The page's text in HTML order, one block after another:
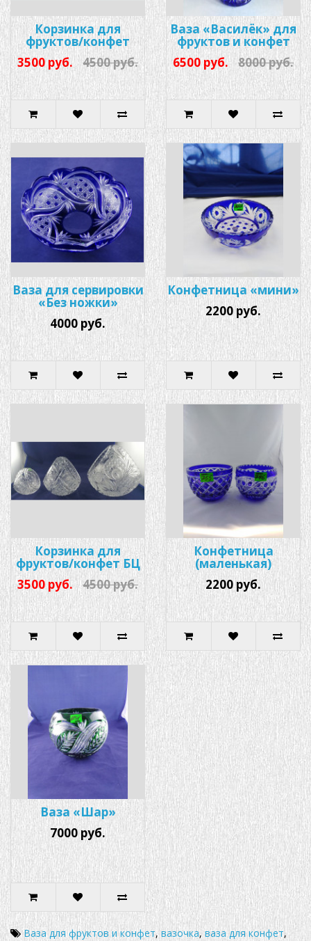
Корзинка для
фруктов/конфет
3500 руб.
4500 руб.
Ваза «Василёк» для
фруктов и конфет
6500 руб.
8000 руб.
Ваза для сервировки
«Без ножки»
4000 руб.
Конфетница «мини»
2200 руб.
Корзинка для
фруктов/конфет БЦ
3500 руб.
4500 руб.
Конфетница
(маленькая)
2200 руб.
Ваза «Шар»
7000 руб.
Ваза для фруктов и конфет,вазочка, ваза для конфет,